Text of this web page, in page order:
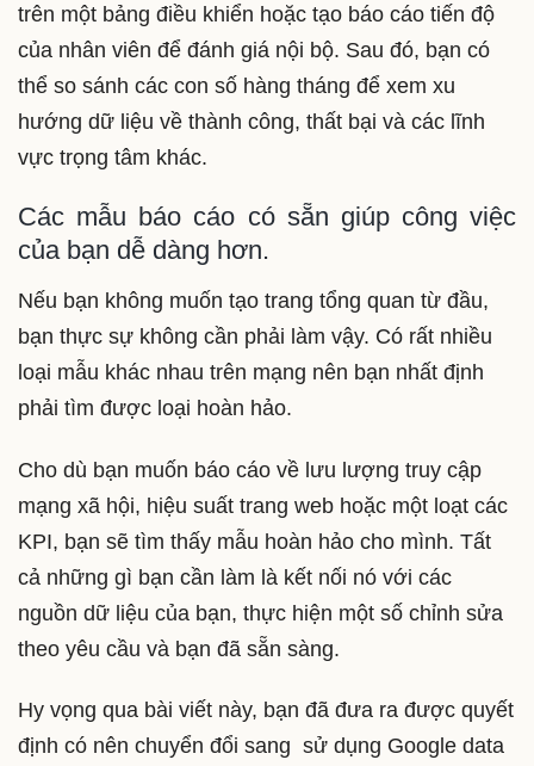
trên một bảng điều khiển hoặc tạo báo cáo tiến độ
của nhân viên để đánh giá nội bộ. Sau đó, bạn có
thể so sánh các con số hàng tháng để xem xu
hướng dữ liệu về thành công, thất bại và các lĩnh
vực trọng tâm khác.
Các mẫu báo cáo có sẵn giúp công việc
của bạn dễ dàng hơn.
Nếu bạn không muốn tạo trang tổng quan từ đầu,
bạn thực sự không cần phải làm vậy. Có rất nhiều
loại mẫu khác nhau trên mạng nên bạn nhất định
phải tìm được loại hoàn hảo.
Cho dù bạn muốn báo cáo về lưu lượng truy cập
mạng xã hội, hiệu suất trang web hoặc một loạt các
KPI, bạn sẽ tìm thấy mẫu hoàn hảo cho mình. Tất
cả những gì bạn cần làm là kết nối nó với các
nguồn dữ liệu của bạn, thực hiện một số chỉnh sửa
theo yêu cầu và bạn đã sẵn sàng.
Hy vọng qua bài viết này, bạn đã đưa ra được quyết
định có nên chuyển đổi sang sử dụng Google data